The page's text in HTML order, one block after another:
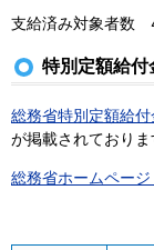
支給済み対象者数
特別定額給
総務省特別定額給
が掲載されておりま
総務省ホームページ